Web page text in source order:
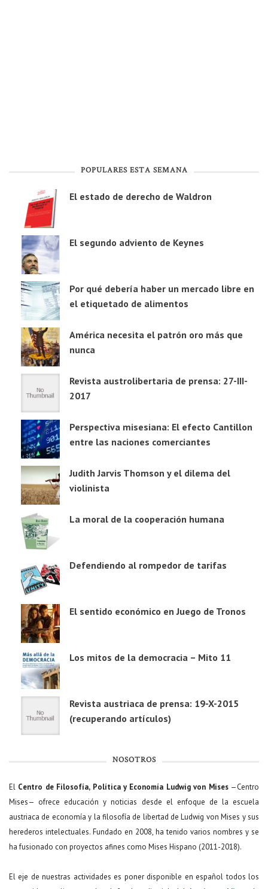
POPULARES ESTA SEMANA
El estado de derecho de Waldron
El segundo adviento de Keynes
Por qué debería haber un mercado libre en
el etiquetado de alimentos
América necesita el patrón oro más que
nunca
Revista austrolibertaria de prensa: 27-III-
2017
Perspectiva misesiana: El efecto Cantillon
entre las naciones comerciantes
Judith Jarvis Thomson y el dilema del
violinista
La moral de la cooperación humana
Defendiendo al rompedor de tarifas
El sentido económico en Juego de Tronos
Los mitos de la democracia – Mito 11
Revista austriaca de prensa: 19-X-2015
(recuperando artículos)
NOSOTROS
El Centro de Filosofía, Política y Economía Ludwig von Mises—Centro
Mises— ofrece educación y noticias desde el enfoque de la escuela
austriaca de economía y la filosofía de libertad de Ludwig von Mises y sus
herederos intelectuales. Fundado en 2008, ha tenido varios nombres y se
ha fusionado con proyectos afines como Mises Hispano (2011-2018).
El eje de nuestras actividades es poner disponible en español todos los